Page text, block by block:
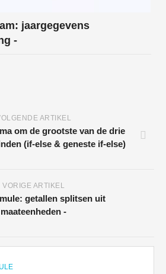
jaargegevens
-
ARTIKEL
om de grootste van de drie
(if-else & geneste if-else)
VORIGE ARTIKEL
getallen splitsen uit
maateenheden -